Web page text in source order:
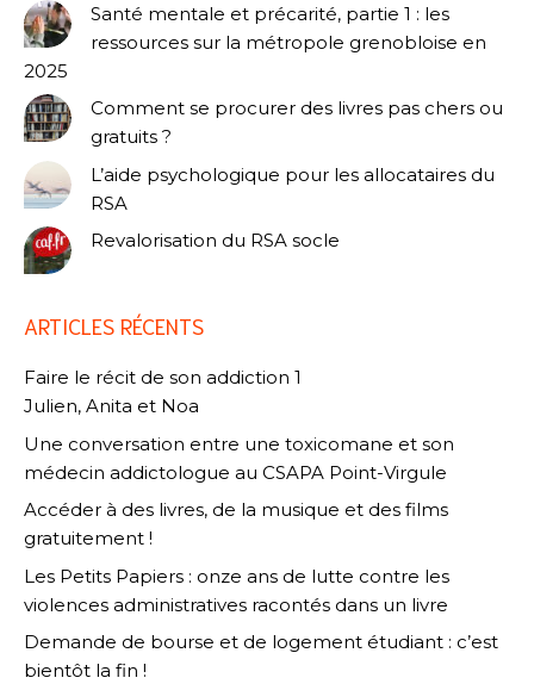
Santé mentale et précarité, partie 1 : les
ressources sur la métropole grenobloise en
2025
Comment se procurer des livres pas chers ou
gratuits ?
L’aide psychologique pour les allocataires du
RSA
Revalorisation du RSA socle
ARTICLES RÉCENTS
Faire le récit de son addiction 1
Julien, Anita et Noa
Une conversation entre une toxicomane et son
médecin addictologue au CSAPA Point-Virgule
Accéder à des livres, de la musique et des films
gratuitement !
Les Petits Papiers : onze ans de lutte contre les
violences administratives racontés dans un livre
Demande de bourse et de logement étudiant : c’est
bientôt la fin !